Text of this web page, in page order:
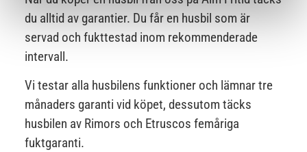
du alltid av garantier. Du får en husbil som är
servad och fukttestad inom rekommenderade
intervall.
Vi testar alla husbilens funktioner och lämnar tre
månaders garanti vid köpet, dessutom täcks
husbilen av Rimors och Etruscos femåriga
fuktgaranti.